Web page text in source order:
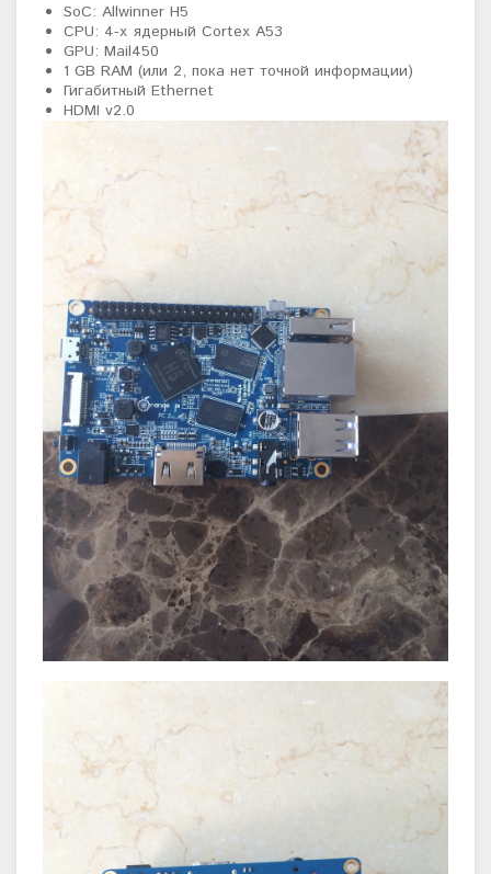
SoC: Allwinner H5
CPU: 4-х ядерный Cortex A53
GPU: Mail450
1 GB RAM (или 2, пока нет точной информации)
Гигабитный Ethernet
HDMI v2.0